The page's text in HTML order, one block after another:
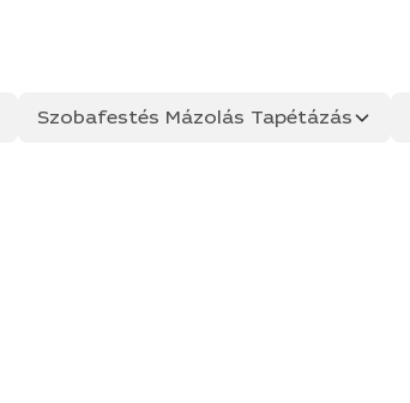
Szobafestés Mázolás Tapétázás